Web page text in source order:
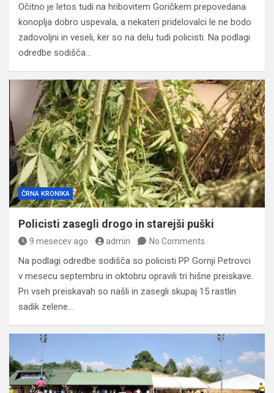
Očitno je letos tudi na hribovitem Goričkem prepovedana
konoplja dobro uspevala, a nekateri pridelovalci le ne bodo
zadovoljni in veseli, ker so na delu tudi policisti. Na podlagi
odredbe sodišča…
ČRNA KRONIKA
Policisti zasegli drogo in starejši puški
9 mesecev ago admin No Comments
Na podlagi odredbe sodišča so policisti PP Gornji Petrovci
v mesecu septembru in oktobru opravili tri hišne preiskave.
Pri vseh preiskavah so našli in zasegli skupaj 15 rastlin
sadik zelene…